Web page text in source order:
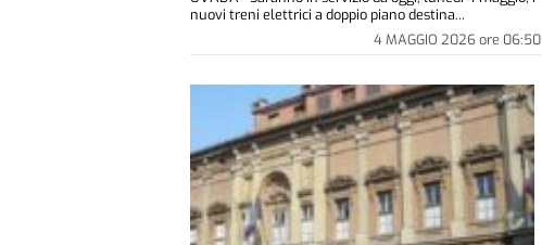
4 MAGGIO 2026ore 06:50
nuovi treni elettrici a doppio piano destina...